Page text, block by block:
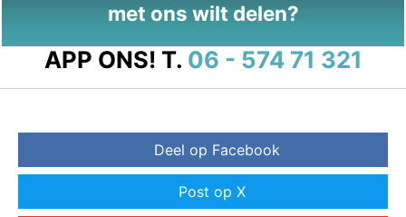
met ons wilt delen?
APP ONS! T. 06 - 574 71 321
Deel op Facebook
Post op X